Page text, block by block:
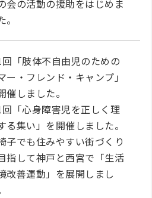
会の活動の援助をはじめま
。
「肢体不自由児のための
ー・フレンド・キャンプ」
催しました。
「心身障害児を正しく理
る集い」を開催しました。
子でも住みやすい街づくり
指して神戸と西宮で「生活
改善運動」を展開しまし